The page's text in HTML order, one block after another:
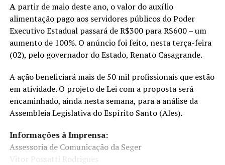
menina deixou a ave fugir. Irritado pela fuga do pássaro,
o marido agrediu a criança até que ela desmaiasse.
ANÚNCIO
Fonte: g1.globo.com
Foto: Reprodução / TV Gazeta
Apartir de maio deste ano, o valor do auxílio
alimentação pago aos servidores públicos do Poder
Executivo Estadual passará de R$300 para R$600 – um
aumento de 100%. O anúncio foi feito, nesta terça-feira
(02), pelo governador do Estado, Renato Casagrande.
A ação beneficiará mais de 50 mil profissionais que estão
em atividade. O projeto de Lei com a proposta será
encaminhado, ainda nesta semana, para a análise da
Assembleia Legislativa do Espírito Santo (Ales).
Informações à Imprensa:
Assessoria de Comunicação da Seger
Vitor Possatti Rodrigues